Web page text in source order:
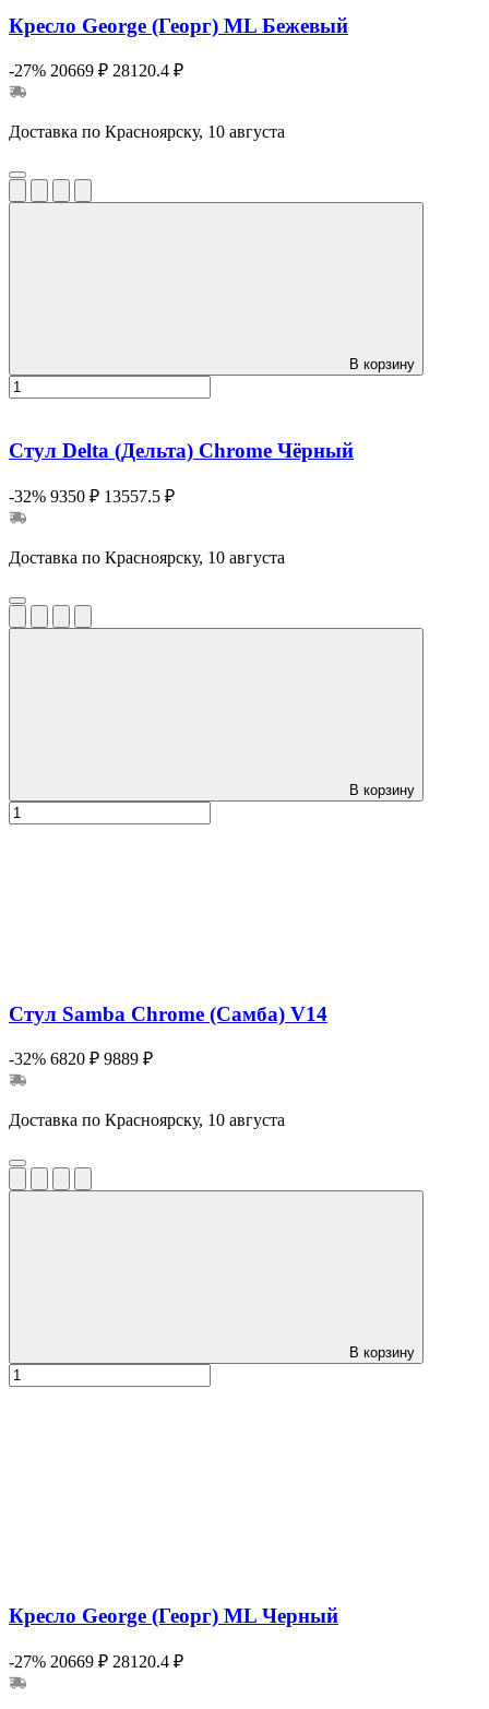
Кресло George (Георг) ML Бежевый
-27% 20669 ₽ 28120.4 ₽
Доставка по Красноярску, 10 августа
В корзину
Стул Delta (Дельта) Chrome Чёрный
-32% 9350 ₽ 13557.5 ₽
Доставка по Красноярску, 10 августа
В корзину
Стул Samba Chrome (Самба) V14
-32% 6820 ₽ 9889 ₽
Доставка по Красноярску, 10 августа
В корзину
Кресло George (Георг) ML Черный
-27% 20669 ₽ 28120.4 ₽